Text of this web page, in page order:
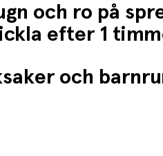
och ro på
efter 1
och